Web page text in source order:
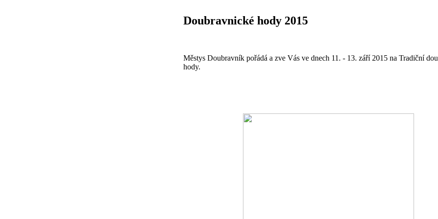
Doubravnické hody 2015
Městys Doubravník pořádá a zve Vás ve dnech 11. - 13. září 2015 na Tradiční
hody.